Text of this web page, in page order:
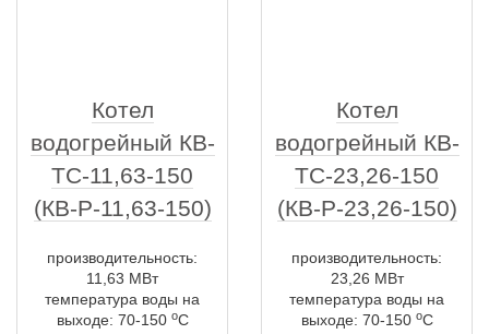
Котел
водогрейный КВ-
ТС-11,63-150
(КВ-Р-11,63-150)
производительность:
11,63 МВт
температура воды на
выходе: 70-150 оС
Котел
водогрейный КВ-
ТС-23,26-150
(КВ-Р-23,26-150)
производительность:
23,26 МВт
температура воды на
выходе: 70-150 оС